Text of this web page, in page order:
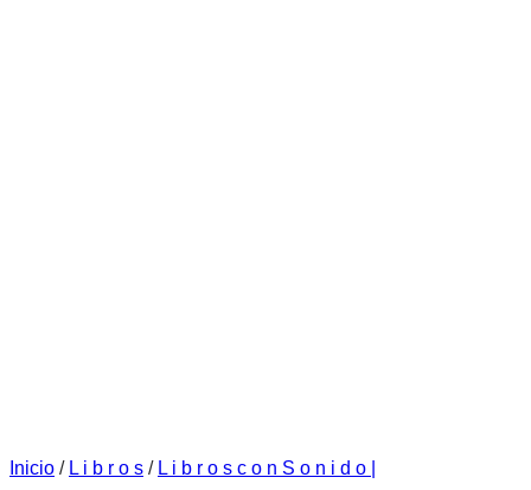
Inicio / L i b r o s / L i b r o s c o n S o n i d o |